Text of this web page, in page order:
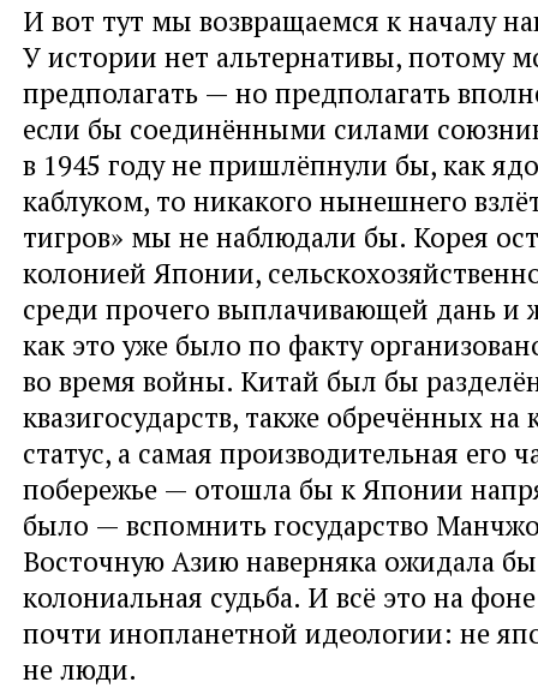
И вот тут мы возвращаемся к началу
У истории нет альтернативы, потому
предполагать — но предполагать
если бы соединёнными силами
в 1945 году не пришлёпнули бы, как
каблуком, то никакого нынешнего
тигров» мы не наблюдали бы. Корея
колонией Японии,
среди прочего выплачивающей дань
как это уже было по факту
во время войны. Китай был бы
квазигосударств, также обречённых
статус, а самая производительная его
побережье — отошла бы к Японии
было — вспомнить государство
Восточную Азию наверняка ожидала
колониальная судьба. И всё это на
почти инопланетной идеологии: не
не люди.